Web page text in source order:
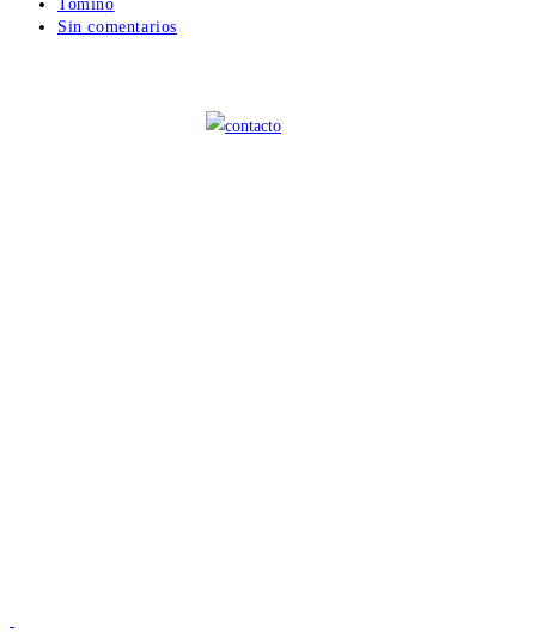
entrada:
la
de
Tomiño
Comentarios
Sin comentarios